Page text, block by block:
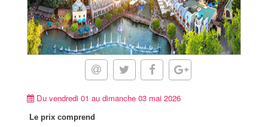
Du vendredi 01 au dimanche 03 mai 2026
Le prix comprend